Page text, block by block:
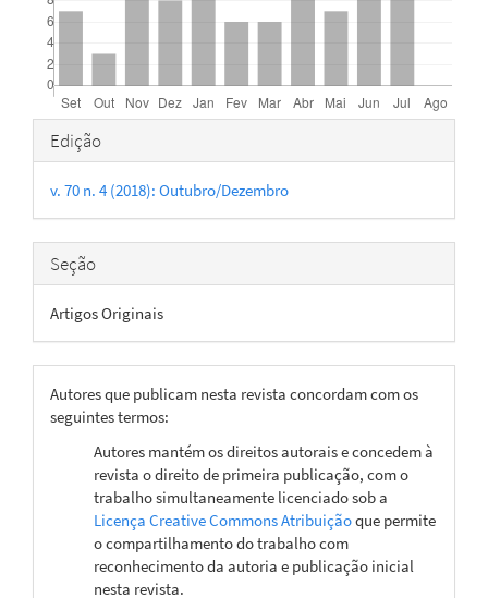
Detalhes
do
artigo
Edição
v. 70 n. 4 (2018): Outubro/Dezembro
Seção
Artigos Originais
Autores que publicam nesta revista concordam com os
seguintes termos:
Autores mantém os direitos autorais e concedem à
revista o direito de primeira publicação, com o
trabalho simultaneamente licenciado sob a
Licença Creative Commons Atribuiçãoque permite
o compartilhamento do trabalho com
reconhecimento da autoria e publicação inicial
nesta revista.